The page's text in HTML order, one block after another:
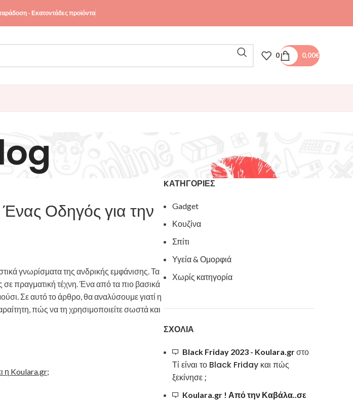
- Εκατοντάδες προϊόντα
0 0,00€
Οδηγός για την
γνωρίσματα της ανδρικής εμφάνισης. Τα
σε πραγματική τέχνη. Ένα από τα πιο βασικά
Σε αυτό το άρθρο, θα αναλύσουμε γιατί η
πώς να τη χρησιμοποιείτε σωστά και
η Koulara.gr;
KΑΤΗΓΟΡΊΕΣ
Gadget
Κουζίνα
Σπίτι
Υγεία & Ομορφιά
Χωρίς κατηγορία
ΣΧΌΛΙΑ
Black Friday 2023 - Koulara.grστο
Τί είναι το Black Friday και πώς
ξεκίνησε ;
Koulara.gr ! Από την Καβάλα..σε